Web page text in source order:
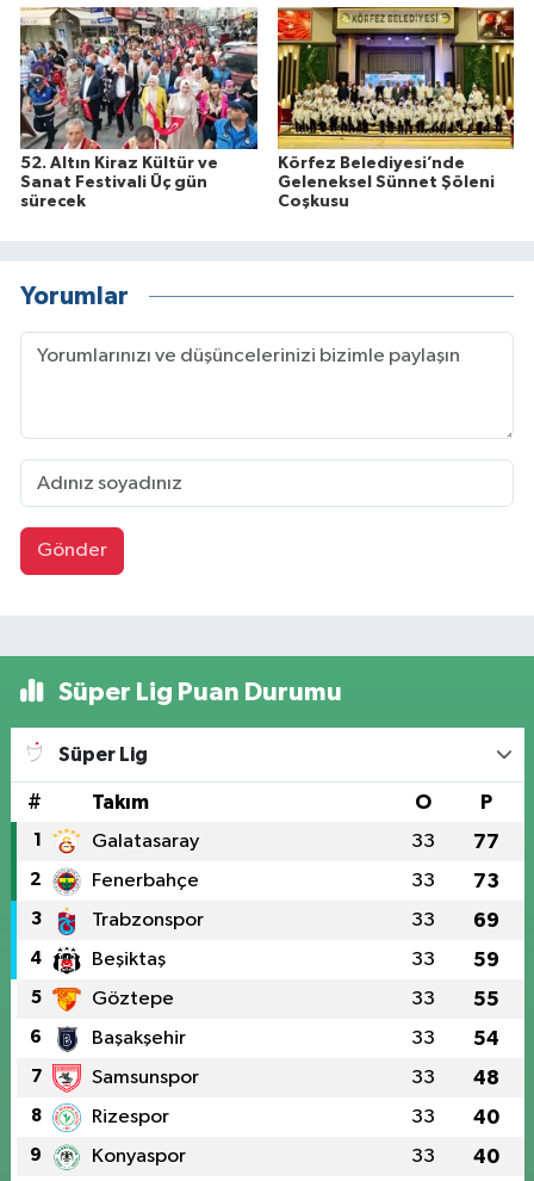
52. Altın Kiraz Kültür ve
Sanat Festivali Üç gün
sürecek
Körfez Belediyesi’nde
Geleneksel Sünnet Şöleni
Coşkusu
Yorumlar
Gönder
Süper Lig Puan Durumu
Süper Lig
# Takım O P
1 Galatasaray 33 77
2 Fenerbahçe 33 73
3 Trabzonspor 33 69
4 Beşiktaş 33 59
5 Göztepe 33 55
6 Başakşehir 33 54
7 Samsunspor 33 48
8 Rizespor 33 40
9 Konyaspor 33 40